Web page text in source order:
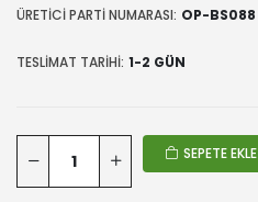
ÜRETICI PARTI NUMARASI: OP-BS088
TESLIMAT TARIHI: 1-2 GÜN
SEPETE EKLE